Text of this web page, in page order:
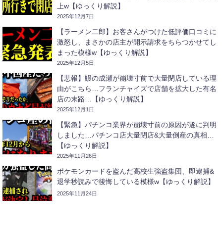
上w【ゆっくり解説】
2025年12月7日
【ラーメン二郎】お客さんがつけた低評価口コミに
激怒し、まさかの店主が開示請求をちらつかせてし
まった模様w【ゆっくり解説】
2025年12月5日
【悲報】鰻の成瀬が崩壊寸前で大量閉店している理
由がこちら…フランチャイズで店舗を拡大した有名
店の末路…【ゆっくり解説】
2025年12月1日
【緊急】パチンコ業界が崩壊寸前の原因が遂に判明
しました…パチンコ店大量閉店&大量倒産の真相…
【ゆっくり解説】
2025年11月26日
ポケモンカードを盗んだ高校生強盗集団、即逮捕&
退学秒読みで後悔している模様w【ゆっくり解説】
2025年11月24日